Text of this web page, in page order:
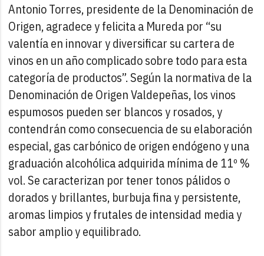
Antonio Torres, presidente de la Denominación de
Origen, agradece y felicita a Mureda por “su
valentía en innovar y diversificar su cartera de
vinos en un año complicado sobre todo para esta
categoría de productos”. Según la normativa de la
Denominación de Origen Valdepeñas, los vinos
espumosos pueden ser blancos y rosados, y
contendrán como consecuencia de su elaboración
especial, gas carbónico de origen endógeno y una
graduación alcohólica adquirida mínima de 11º %
vol. Se caracterizan por tener tonos pálidos o
dorados y brillantes, burbuja fina y persistente,
aromas limpios y frutales de intensidad media y
sabor amplio y equilibrado.